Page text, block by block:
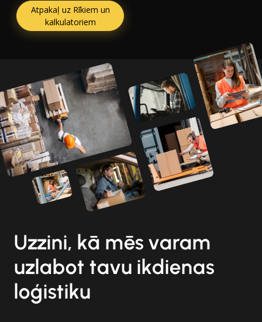
Atpakaļ uz Rīkiem un
kalkulatoriem
Uzzini, kā mēs varam
uzlabot tavu ikdienas
loģistiku